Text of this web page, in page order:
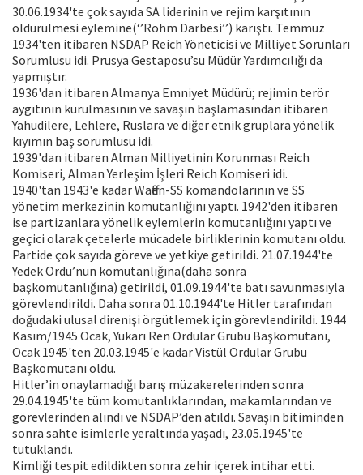
30.06.1934'te çok sayıda SA liderinin ve rejim karşıtının
öldürülmesi eylemine(‘’Röhm Darbesi’’) karıştı. Temmuz
1934'ten itibaren NSDAP Reich Yöneticisi ve Milliyet Sorunları
Sorumlusu idi. Prusya Gestaposu’su Müdür Yardımcılığı da
yapmıştır.
1936'dan itibaren Almanya Emniyet Müdürü; rejimin terör
aygıtının kurulmasının ve savaşın başlamasından itibaren
Yahudilere, Lehlere, Ruslara ve diğer etnik gruplara yönelik
kıyımın baş sorumlusu idi.
1939'dan itibaren Alman Milliyetinin Korunması Reich
Komiseri, Alman Yerleşim İşleri Reich Komiseri idi.
1940'tan 1943'e kadar Waffen-SS komandolarının ve SS
yönetim merkezinin komutanlığını yaptı. 1942'den itibaren
ise partizanlara yönelik eylemlerin komutanlığını yaptı ve
geçici olarak çetelerle mücadele birliklerinin komutanı oldu.
Partide çok sayıda göreve ve yetkiye getirildi. 21.07.1944'te
Yedek Ordu’nun komutanlığına(daha sonra
başkomutanlığına) getirildi, 01.09.1944'te batı savunmasıyla
görevlendirildi. Daha sonra 01.10.1944'te Hitler tarafından
doğudaki ulusal direnişi örgütlemek için görevlendirildi. 1944
Kasım/1945 Ocak, Yukarı Ren Ordular Grubu Başkomutanı,
Ocak 1945'ten 20.03.1945'e kadar Vistül Ordular Grubu
Başkomutanı oldu.
Hitler’in onaylamadığı barış müzakerelerinden sonra
29.04.1945'te tüm komutanlıklarından, makamlarından ve
görevlerinden alındı ve NSDAP’den atıldı. Savaşın bitiminden
sonra sahte isimlerle yeraltında yaşadı, 23.05.1945'te
tutuklandı.
Kimliği tespit edildikten sonra zehir içerek intihar etti.